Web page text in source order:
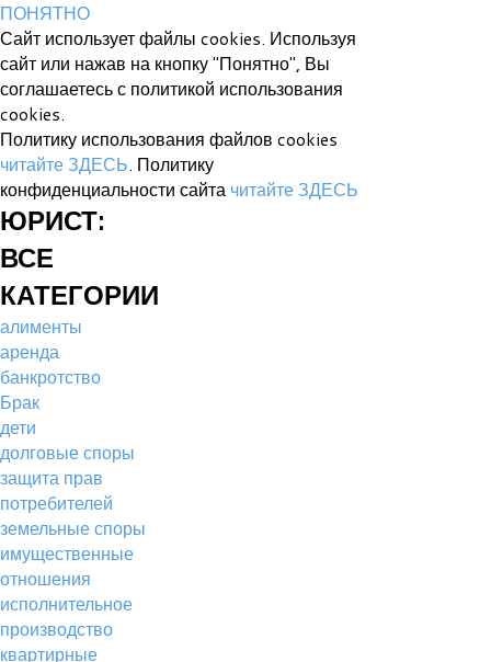
ПОНЯТНО
Сайт использует файлы cookies. Используя
сайт или нажав на кнопку "Понятно", Вы
соглашаетесь с политикой использования
cookies.
Политику использования файлов cookies
читайте ЗДЕСЬ. Политику
конфиденциальности сайта читайте ЗДЕСЬ
ЮРИСТ:
ВСЕ
КАТЕГОРИИ
алименты
аренда
банкротство
Брак
дети
долговые споры
защита прав
потребителей
земельные споры
имущественные
отношения
исполнительное
производство
квартирные